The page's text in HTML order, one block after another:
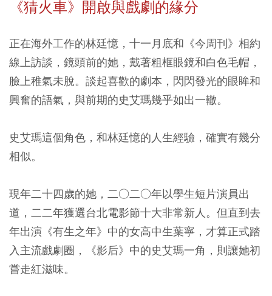
《猜火車》開啟與戲劇的緣分
正在海外工作的林廷憶，十一月底和《今周刊》相約
線上訪談，鏡頭前的她，戴著粗框眼鏡和白色毛帽，
臉上稚氣未脫。談起喜歡的劇本，閃閃發光的眼眸和
興奮的語氣，與前期的史艾瑪幾乎如出一轍。
史艾瑪這個角色，和林廷憶的人生經驗，確實有幾分
相似。
現年二十四歲的她，二○二○年以學生短片演員出
道，二二年獲選台北電影節十大非常新人。但直到去
年出演《有生之年》中的女高中生葉寧，才算正式踏
入主流戲劇圈，《影后》中的史艾瑪一角，則讓她初
嘗走紅滋味。